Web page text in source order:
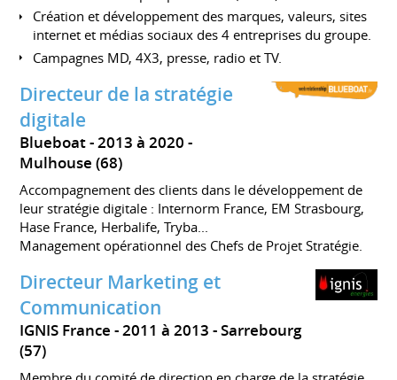
Création et développement des marques, valeurs, sites
internet et médias sociaux des 4 entreprises du groupe.
Campagnes MD, 4X3, presse, radio et TV.
Directeur de la stratégie
digitale
Blueboat
2013 à 2020
Mulhouse (68)
Accompagnement des clients dans le développement de
leur stratégie digitale : Internorm France, EM Strasbourg,
Hase France, Herbalife, Tryba...
Management opérationnel des Chefs de Projet Stratégie.
Directeur Marketing et
Communication
IGNIS France 2011 à 2013 Sarrebourg
(57)